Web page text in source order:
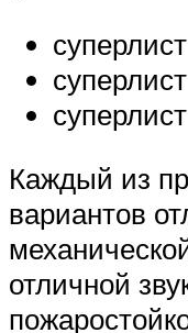
Каждый из
вариантов
отличной